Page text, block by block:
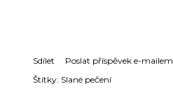
Sdílet
Poslat příspěvek e-mailem
Štítky: Slané pečení